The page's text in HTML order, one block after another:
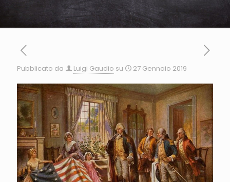
Pubblicato da Luigi Gaudio su 27 Gennaio 2019